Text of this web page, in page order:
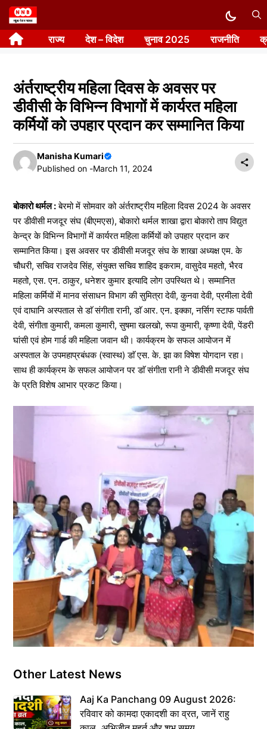
Skip
to
content राज्य देश – विदेश चुनाव 2025 राजनीति
अंर्तराष्ट्रीय महिला दिवस के अवसर पर
डीवीसी के विभिन्न विभागों में कार्यरत महिला
कर्मियों को उपहार प्रदान कर सम्मानित किया
Manisha Kumari
Published on -March 11, 2024
बोकारो थर्मल :बेरमो में सोमवार को अंर्तराष्ट्रीय महिला दिवस 2024 के अवसर
पर डीवीसी मजदूर संघ (बीएमएस), बोकारो थर्मल शाखा द्वारा बोकारो ताप विद्युत
केन्द्र के विभिन्न विभागों में कार्यरत महिला कर्मियों को उपहार प्रदान कर
सम्मानित किया। इस अवसर पर डीवीसी मजदूर संघ के शाखा अध्यक्ष एम. के
चौधरी, सचिव राजदेव सिंह, संयुक्त सचिव शाहिद इकराम, वासुदेव महतो, भैरव
महतो, एस. एन. ठाकुर, धनेशर कुमार इत्यादि लोग उपस्थित थे। सम्मानित
महिला कर्मियों में मानव संसाधन विभाग की सुमित्रा देवी, कुनवा देवी, प्रमीला देवी
एवं दाघानि अस्पताल से डाॅ संगीता रानी, डाॅ आर. एन. इक्का, नर्सिग स्टाफ पार्वती
देवी, संगीता कुमारी, कमला कुमारी, सुषमा खलखो, रूपा कुमारी, कृष्णा देवी, पेंडरी
घांसी एवं होम गार्ड की महिला जवान थी। कार्यक्रम के सफल आयोजन में
अस्पताल के उपमहाप्रबंधक (स्वास्थ) डाॅ एस. के. झा का विषेश योगदान रहा।
साथ ही कार्यक्रम के सफल आयोजन पर डाॅ संगीता रानी ने डीवीसी मजदूर संघ
के प्रति विशेष आभार प्रकट किया।
Other Latest News
Aaj Ka Panchang 09 August 2026:
रविवार को कामदा एकादशी का व्रत, जानें राहु